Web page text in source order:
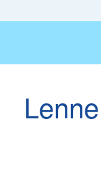
Lenne